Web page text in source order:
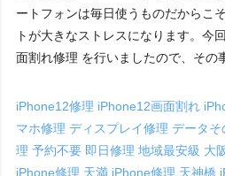
ートフォンは毎日使うものだからこ
トが大きなストレスになります。今
面割れ修理 を行いましたので、その
iPhone12修理 iPhone12画面割れ
マホ修理ディスプレイ修理データ
理予約不要 即日修理地域最安級 大
iPhone修理 天満 iPhone修理 天神橋